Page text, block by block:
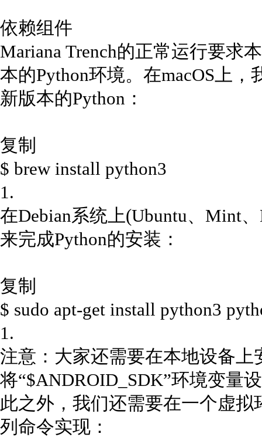
依赖组件
Mariana Trench的正常运行要求
本的Python环境。在macOS上
新版本的Python：
复制
$ brew install python3
1.
在Debian系统上(Ubuntu、Mint
来完成Python的安装：
复制
$ sudo apt-get install python3
1.
注意：大家还需要在本地设备上
将“$ANDROID_SDK”环境变量
此之外，我们还需要在一个虚
列命令实现：